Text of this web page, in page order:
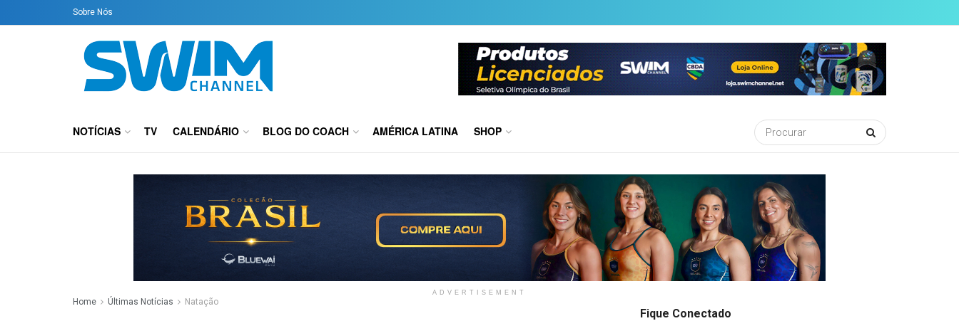
Sobre Nós
NOTÍCIAS TV CALENDÁRIO BLOG DO COACH AMÉRICA LATINA SHOP
ADVERTISEMENT
Home Últimas Notícias Natação
Fique Conectado